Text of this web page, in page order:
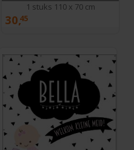
1 stuks 110 x 70 cm
30,45